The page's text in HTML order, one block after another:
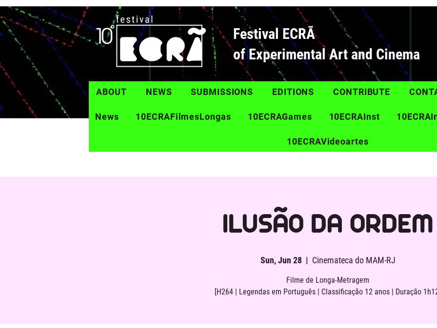
Festival ECRÃ
of Experimental Art and Cinema
ABOUT NEWS SUBMISSIONS EDITIONS CONTRIBUTE
News 10ECRAFilmesLongas 10ECRAGames 10ECRAInst
10ECRAVideoartes
ILUSÃO DA ORDEM
Sun, Jun 28
  |
Cinemateca do MAM-RJ
Filme de Longa-Metragem
[H264 | Legendas em Português | Classificação 12 anos | Duração